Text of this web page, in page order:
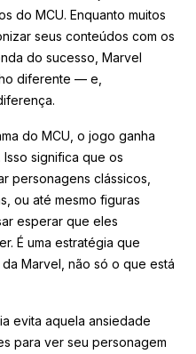
do MCU. Enquanto muitos
seus conteúdos com os
do sucesso, Marvel
diferente — e,
do MCU, o jogo ganha
significa que os
personagens clássicos,
ou até mesmo figuras
esperar que eles
É uma estratégia que
Marvel, não só o que está
evita aquela ansiedade
para ver seu personagem